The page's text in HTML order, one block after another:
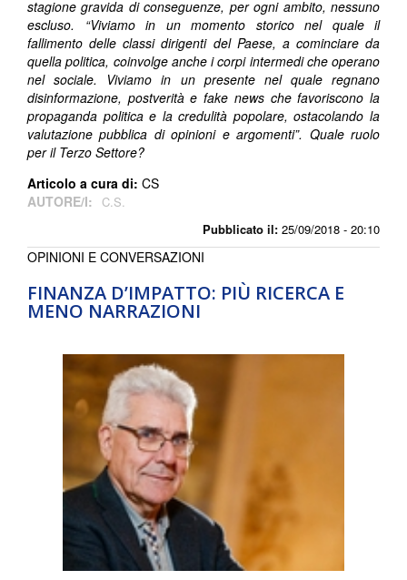
Pubblicato il: 25/09/2018 - 20:10
stagione gravida di conseguenze, per ogni ambito, nessuno
escluso. “Viviamo in un momento storico nel quale il
fallimento delle classi dirigenti del Paese, a cominciare da
quella politica, coinvolge anche i corpi intermedi che operano
nel sociale. Viviamo in un presente nel quale regnano
disinformazione, postverità e fake news che favoriscono la
propaganda politica e la credulità popolare, ostacolando la
valutazione pubblica di opinioni e argomenti”. Quale ruolo
per il Terzo Settore?
Articolo a cura di: CS
AUTORE/I:
C.S.
FINANZA D’IMPATTO: PIÙ RICERCA E
MENO NARRAZIONI
OPINIONI E CONVERSAZIONI